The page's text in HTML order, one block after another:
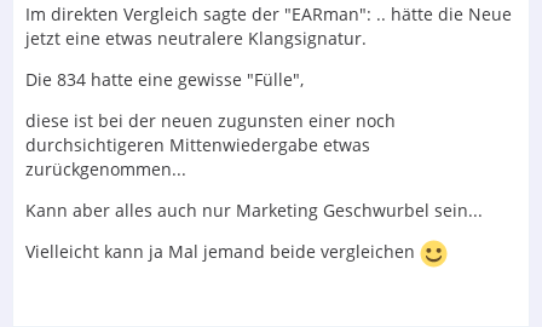
Im direkten Vergleich sagte der "EARman": .. hätte die Neue
jetzt eine etwas neutralere Klangsignatur.
Die 834 hatte eine gewisse "Fülle",
diese ist bei der neuen zugunsten einer noch
durchsichtigeren Mittenwiedergabe etwas
zurückgenommen...
Kann aber alles auch nur Marketing Geschwurbel sein...
Vielleicht kann ja Mal jemand beide vergleichen